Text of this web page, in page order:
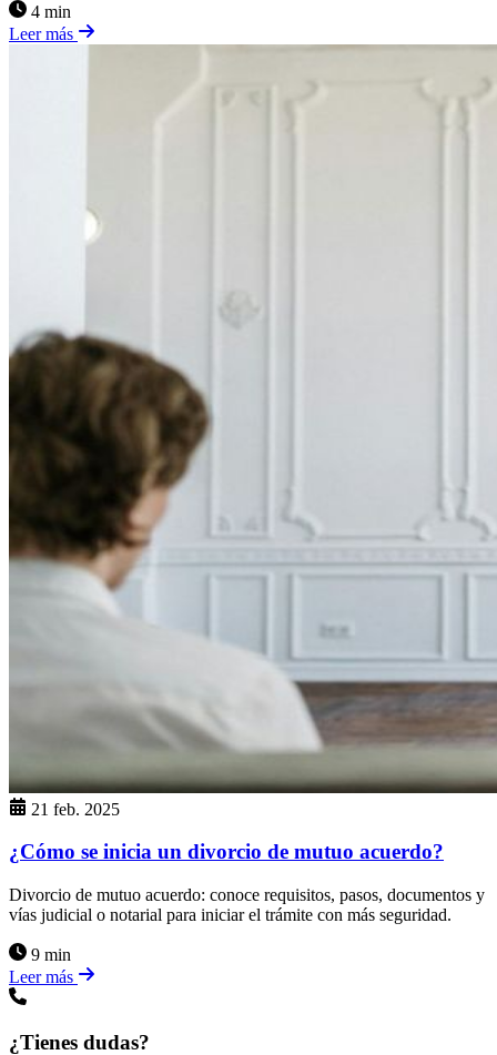
4 min
Leer más
21 feb. 2025
¿Cómo se inicia un divorcio de mutuo acuerdo?
Divorcio de mutuo acuerdo: conoce requisitos, pasos, documentos y
vías judicial o notarial para iniciar el trámite con más seguridad.
9 min
Leer más
¿Tienes dudas?